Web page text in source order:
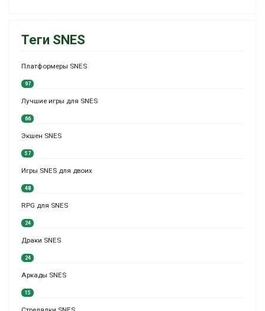
Теги SNES
Платформеры SNES
97
Лучшие игры для SNES
66
Экшен SNES
57
Игры SNES для двоих
48
RPG для SNES
24
Драки SNES
24
Аркады SNES
15